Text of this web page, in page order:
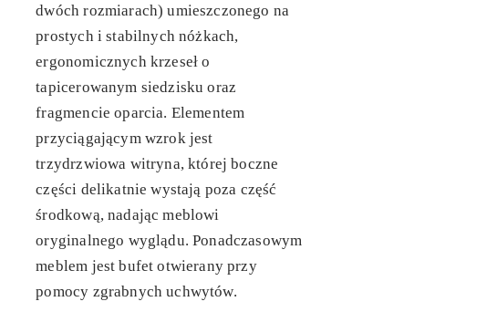
dwóch rozmiarach) umieszczonego na
prostych i stabilnych nóżkach,
ergonomicznych krzeseł o
tapicerowanym siedzisku oraz
fragmencie oparcia. Elementem
przyciągającym wzrok jest
trzydrzwiowa witryna, której boczne
części delikatnie wystają poza część
środkową, nadając meblowi
oryginalnego wyglądu. Ponadczasowym
meblem jest bufet otwierany przy
pomocy zgrabnych uchwytów.